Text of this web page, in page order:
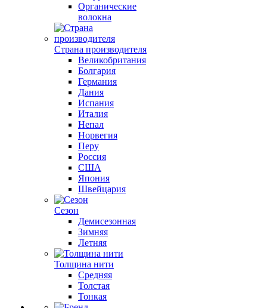
Органические
волокна
Страна производителя
Великобритания
Болгария
Германия
Дания
Испания
Италия
Непал
Норвегия
Перу
Россия
США
Япония
Швейцария
Сезон
Демисезонная
Зимняя
Летняя
Толщина нити
Средняя
Толстая
Тонкая